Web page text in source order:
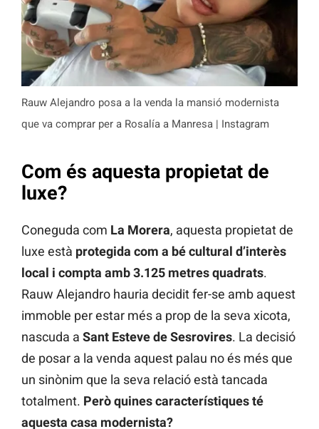
Rauw Alejandro posa a la venda la mansió modernista
que va comprar per a Rosalía a Manresa | Instagram
Com és aquesta propietat de
luxe?
Coneguda com La Morera, aquesta propietat de
luxe està protegida com a bé cultural d’interès
local i compta amb 3.125 metres quadrats.
Rauw Alejandro hauria decidit fer-se amb aquest
immoble per estar més a prop de la seva xicota,
nascuda a Sant Esteve de Sesrovires. La decisió
de posar a la venda aquest palau no és més que
un sinònim que la seva relació està tancada
totalment. Però quines característiques té
aquesta casa modernista?